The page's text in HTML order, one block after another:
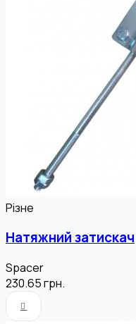
Різне
Натяжний затискач
Spacer
230.65грн.